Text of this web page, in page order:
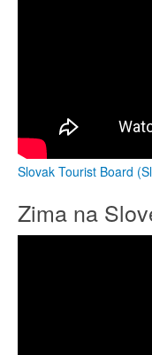
Slovak Tourist Board
Zima na